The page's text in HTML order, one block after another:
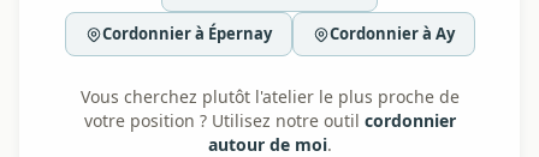
Cordonnier à Épernay Cordonnier à Ay
Vous cherchez plutôt l'atelier le plus proche de
votre position ? Utilisez notre outil cordonnier
autour de moi.